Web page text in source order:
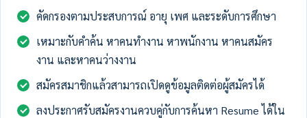
คัดกรองตามประสบการณ์ อายุ เพศ และระดับการศึกษา
เหมาะกับคำค้น หาคนทำงาน หาพนักงาน หาคนสมัคร
งาน และหาคนว่างงาน
สมัครสมาชิกแล้วสามารถเปิดดูข้อมูลติดต่อผู้สมัครได้
ลงประกาศรับสมัครงานควบคู่กับการค้นหา Resume ได้ใน